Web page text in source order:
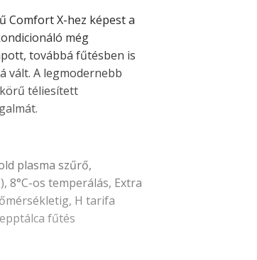
Comfort X-hez képest a
még
továbbá fűtésben is
vált. A legmodernebb
téliesített
plasma szűrő,
8°C-os temperálás, Extra
H tarifa
fűtés